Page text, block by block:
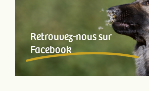
Retrouvez-nous sur
Facebook